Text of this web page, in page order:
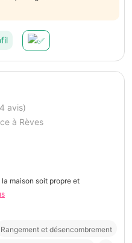
avis)
à Rèves
maison soit propre et
Rangement et désencombrement